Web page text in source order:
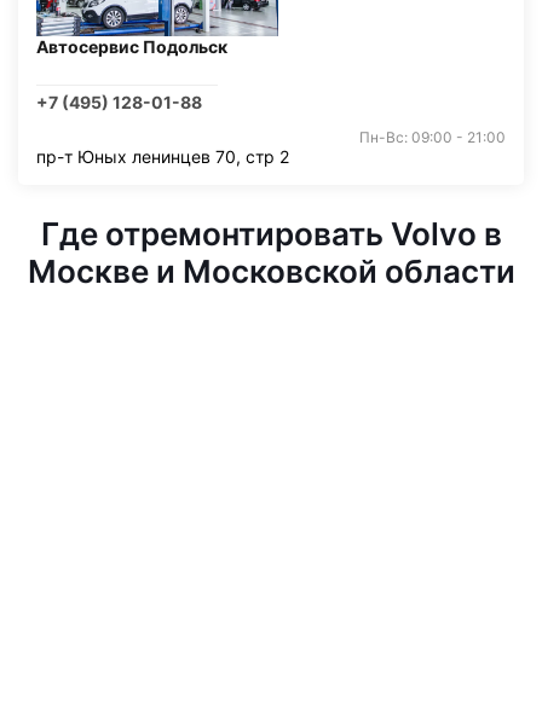
Автосервис Подольск
+7 (495) 128-01-88
Пн-Вс: 09:00 - 21:00
пр-т Юных ленинцев 70, стр 2
Где отремонтировать Volvo в
Москве и Московской области